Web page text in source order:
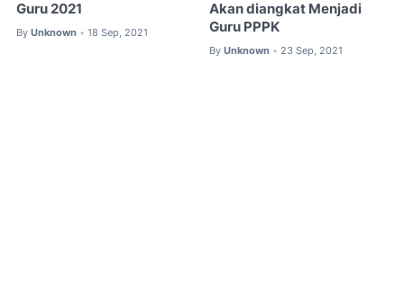
Guru 2021
By Unknown • 18 Sep, 2021
Akan diangkat Menjadi
Guru PPPK
By Unknown • 23 Sep, 2021